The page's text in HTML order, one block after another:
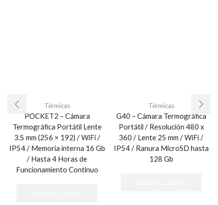
Térmicas
POCKET2 – Cámara
Termográfica Portátil Lente
3.5 mm (256 × 192) / WiFi /
IP54 / Memoria interna 16 Gb
/ Hasta 4 Horas de
Funcionamiento Continuo
Térmicas
G40 – Cámara Termográfica
Portátil / Resolución 480 x
360 / Lente 25 mm / WiFi /
IP54 / Ranura MicroSD hasta
128 Gb